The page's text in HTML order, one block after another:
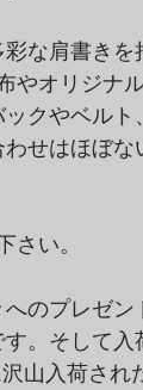
な肩書き
やオリジナ
クやベルト
せはほぼな
さい。
のプレゼ
。そして入
山入荷され